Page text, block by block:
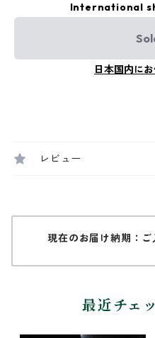
International
日本国内に
レビュー
現在のお届け納期：
最近チェ